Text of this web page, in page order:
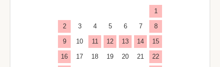
1
2 3 4 5 6 7 8
9 10 11 12 13 14 15
16 17 18 19 20 21 22